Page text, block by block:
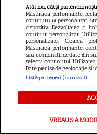
Atât noi, cât și partenerii
Măsurarea performanței
conținutului personalizat.
dispozitiv. Dezvoltarea și
conținut personalizat.
personalizate. Crearea
Măsurarea performanței
sau combinații de date din
selecta conținutul.
Date precise de geolocație și
Listă parteneri (furnizori)
VREAU SA